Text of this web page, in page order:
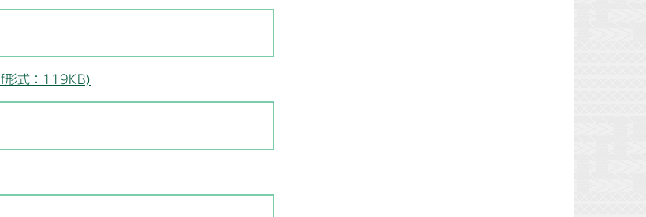
形式：119KB)